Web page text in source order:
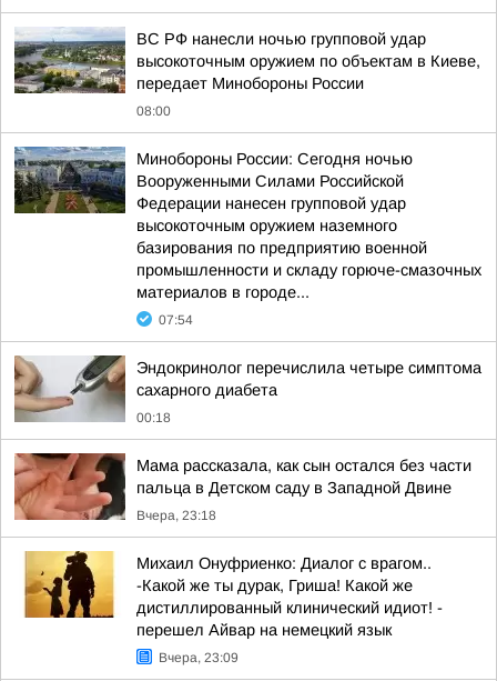
ВС РФ нанесли ночью групповой удар
высокоточным оружием по объектам в Киеве,
передает Минобороны России
08:00
Минобороны России: Сегодня ночью
Вооруженными Силами Российской
Федерации нанесен групповой удар
высокоточным оружием наземного
базирования по предприятию военной
промышленности и складу горюче-смазочных
материалов в городе...
07:54
Эндокринолог перечислила четыре симптома
сахарного диабета
00:18
Мама рассказала, как сын остался без части
пальца в Детском саду в Западной Двине
Вчера, 23:18
Михаил Онуфриенко: Диалог с врагом..
-Какой же ты дурак, Гриша! Какой же
дистиллированный клинический идиот! -
перешел Айвар на немецкий язык
Вчера, 23:09